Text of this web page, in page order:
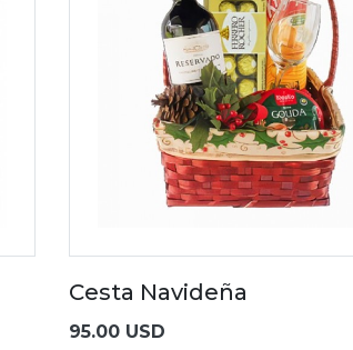
Cesta Navideña
95.00 USD